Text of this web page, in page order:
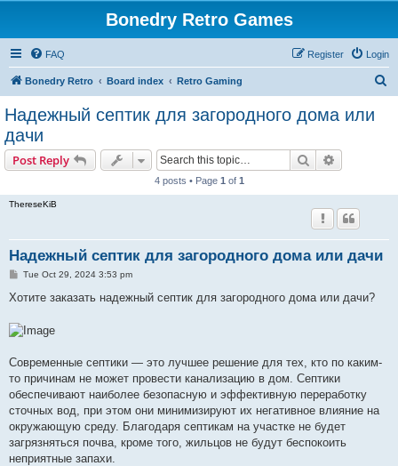
Bonedry Retro Games
FAQ Login
Register
Bonedry Retro Board index Retro Gaming
Надежный септик для загородного дома или
дачи
Post Reply Search
4 posts • Page 1 of 1
ThereseKiB
Надежный септик для загородного дома или дачи
P
s
Tue Oct 29, 2024 3:53 pm
Хотите заказать надежный септик для загородного дома или дачи?
Современные септики — это лучшее решение для тех, кто по каким-
то причинам не может провести канализацию в дом. Септики
обеспечивают наиболее безопасную и эффективную переработку
сточных вод, при этом они минимизируют их негативное влияние на
окружающую среду. Благодаря септикам на участке не будет
загрязняться почва, кроме того, жильцов не будут беспокоить
неприятные запахи.